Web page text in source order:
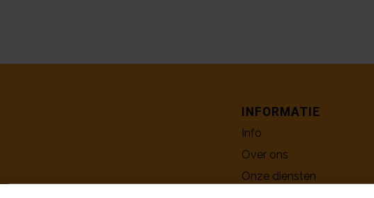
INFORMATIE
Info
Over ons
Onze diensten